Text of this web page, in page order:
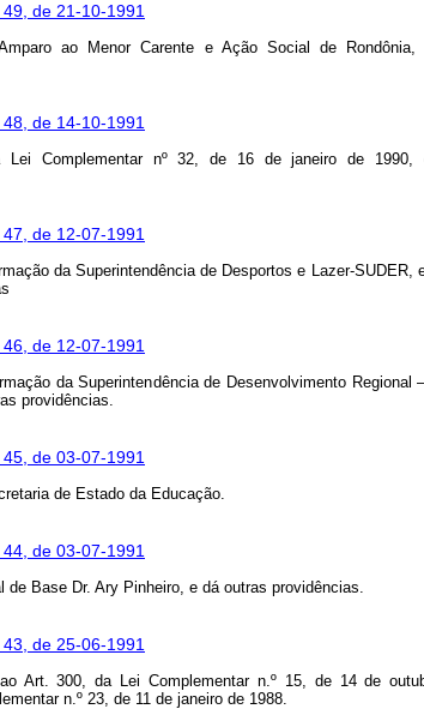
de 21-10-1991
ao Menor Carente e Ação Social de
de 14-10-1991
Lei Complementar nº 32, de 16 de janeiro de 1990,
de 12-07-1991
da Superintendência de Desportos e Lazer-SUDER,
de 12-07-1991
da Superintendência de Desenvolvimento Regional
providências.
de 03-07-1991
de Estado da Educação.
de 03-07-1991
de Base Dr. Ary Pinheiro, e dá outras providências.
de 25-06-1991
Art. 300, da Lei Complementar n.º 15, de 14 de
n.º 23, de 11 de janeiro de 1988.